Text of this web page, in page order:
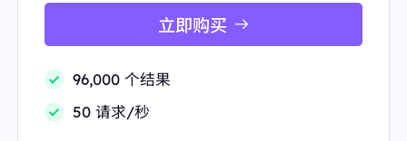
立即购买
96,000 个结果
50 请求/秒